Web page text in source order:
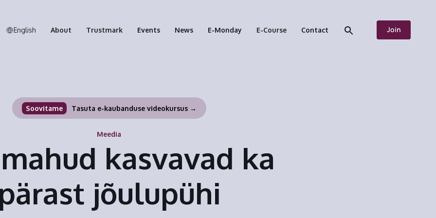
English About Trustmark Events News E-Monday E-Course Contact Join
Soovitame Tasuta e-kaubanduse videokursus →
Meedia
kasvavad ka
jõulupühi